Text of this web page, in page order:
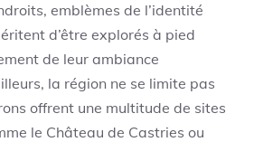
emblèmes de l’identité
d’être explorés à pied
de leur ambiance
la région ne se limite pas
offrent une multitude de sites
le Château de Castries ou